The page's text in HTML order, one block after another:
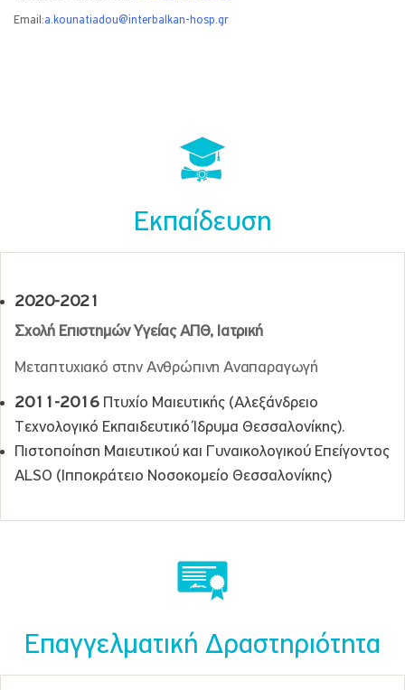
Email:a.kounatiadou@interbalkan-hosp.gr
Εκπαίδευση
2020-2021
Σχολή Επιστημών Υγείας ΑΠΘ, Ιατρική
Μεταπτυχιακό στην Ανθρώπινη Αναπαραγωγή
2011-2016 Πτυχίο Μαιευτικής (Αλεξάνδρειο
Τεχνολογικό Εκπαιδευτικό Ίδρυμα Θεσσαλονίκης).
Πιστοποίηση Μαιευτικού και Γυναικολογικού Επείγοντος
ALSO (Ιπποκράτειο Νοσοκομείο Θεσσαλονίκης)
Επαγγελματική Δραστηριότητα